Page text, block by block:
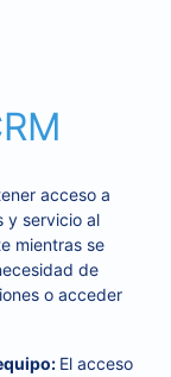
acceso a
y servicio al
mientras se
de
o acceder
El acceso